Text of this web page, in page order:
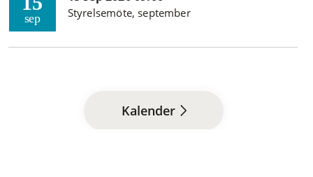
sep Styrelsemöte, september
Kalender